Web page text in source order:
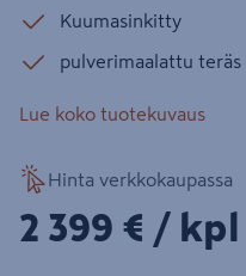
Kuumasinkitty
pulverimaalattu teräs
Lue koko tuotekuvaus
Hinta verkkokaupassa
2399€/kpl
2 399 € / kpl